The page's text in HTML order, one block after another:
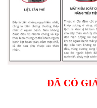
ĐÃ CÓ